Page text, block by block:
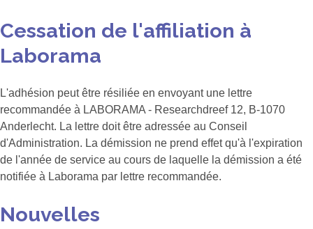
Cessation de l'affiliation à
Laborama
L'adhésion peut être résiliée en envoyant une lettre
recommandée à LABORAMA - Researchdreef 12, B-1070
Anderlecht. La lettre doit être adressée au Conseil
d'Administration. La démission ne prend effet qu'à l'expiration
de l'année de service au cours de laquelle la démission a été
notifiée à Laborama par lettre recommandée.
Nouvelles